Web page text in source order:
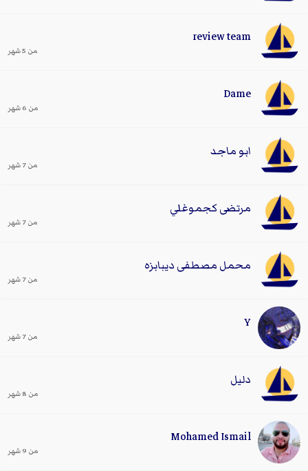
review team
من 5 شهر
Dame
من 6 شهر
ابو ماجد
من 7 شهر
مرتضى كجموغلي
من 7 شهر
محمل مصطفى ديبابزه
من 7 شهر
Y
من 7 شهر
دليل
من 8 شهر
Mohamed Ismail
من 9 شهر